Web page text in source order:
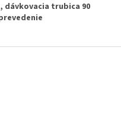
dávkovacia trubica 90